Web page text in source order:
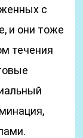
с
и они тоже
течения